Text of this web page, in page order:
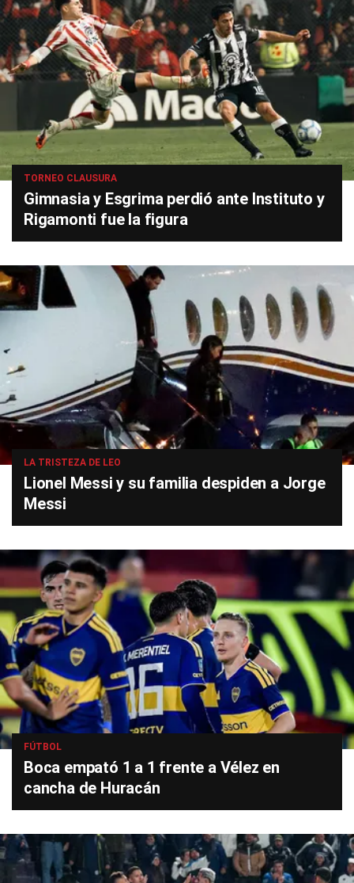
TORNEO CLAUSURA
Gimnasia y Esgrima perdió ante Instituto y
Rigamonti fue la figura
LA TRISTEZA DE LEO
Lionel Messi y su familia despiden a Jorge
Messi
FÚTBOL
Boca empató 1 a 1 frente a Vélez en
cancha de Huracán